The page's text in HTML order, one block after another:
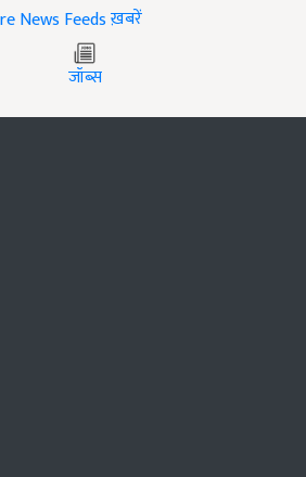
ख़बरें
जॉब्स